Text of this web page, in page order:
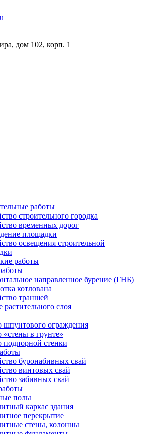
дом 102, корп. 1
работы
строительного городка
временных дорог
площадки
освещения строительной
работы
направленное бурение (ГНБ)
котлована
траншей
растительного слоя
шпунтового ограждения
«стены в грунте»
подпорной стенки
буронабивных свай
винтовых свай
забивных свай
полы
каркас здания
перекрытие
стены, колонны